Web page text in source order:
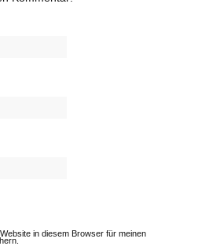
in diesem Browser für meinen